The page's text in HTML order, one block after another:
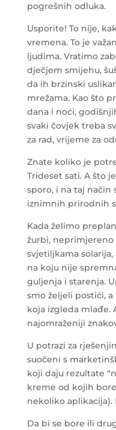
pogrešnih odluka.
Usporite! To nije,
vremena. To je
ljudima. Vratimo
dječjem smijehu,
da ih brzinski
mrežama. Kao što
dana i noći,
svaki čovjek treba
za rad, vrijeme za
Znate koliko je
Trideset sati. A što
sporo, i na taj način
iznimnih prirodnih
Kada želimo
žurbi, neprimjereno
svjetiljkama
na koju nije
guljenja i starenja.
smo željeli postići,
koja izgleda mlađe.
najomraženiji
U potrazi za
suočeni s
koji daju rezultate
kreme od kojih
nekoliko aplikacija).
Da bi se bore ili